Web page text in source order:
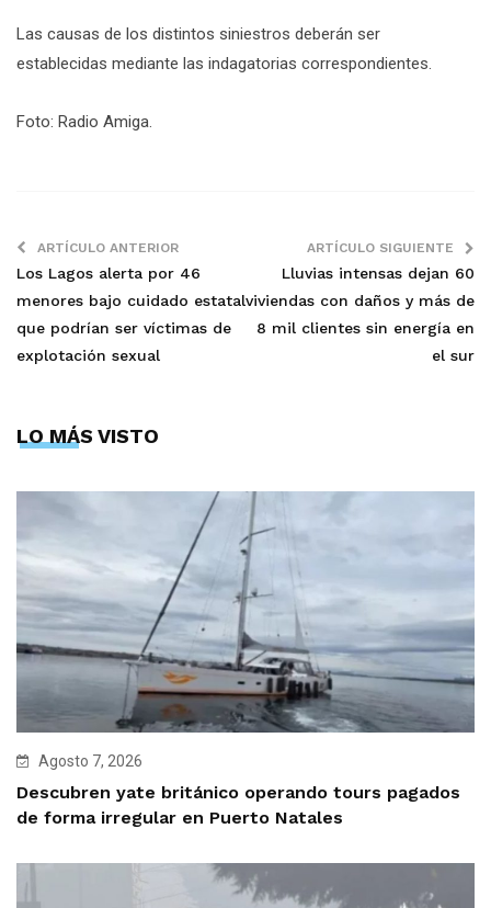
Las causas de los distintos siniestros deberán ser
establecidas mediante las indagatorias correspondientes.
Foto: Radio Amiga.
ARTÍCULO ANTERIOR
Los Lagos alerta por 46
menores bajo cuidado estatal
que podrían ser víctimas de
explotación sexual
ARTÍCULO SIGUIENTE
Lluvias intensas dejan 60
viviendas con daños y más de
8 mil clientes sin energía en
el sur
LO MÁS VISTO
Agosto 7, 2026
Descubren yate británico operando tours pagados
de forma irregular en Puerto Natales